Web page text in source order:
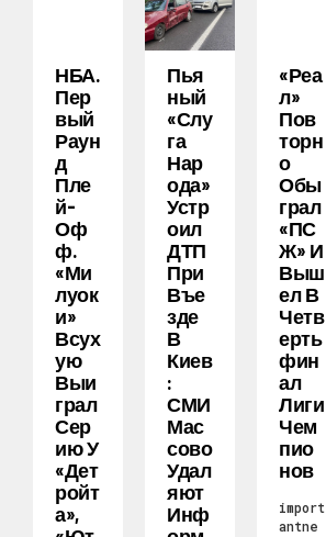
НБА.
Пер
Вый
Раун
Д
Пле
Й-
Оф
Ф.
«Ми
Луок
И»
Всух
Ую
Выи
Грал
Сер
Ию У
«Дет
Ройт
А»,
Пья
Ный
«слу
Га
Нар
Ода»
Устр
Оил
ДТП
При
Въе
Зде
В
Киев
:
СМИ
Мас
Сово
Удал
Яют
Инф
«Реа
Л»
Пов
Торн
О
Обы
Грал
«ПС
Ж» И
Выш
Ел В
Четв
Ерть
Фин
Ал
Лиги
Чем
Пио
Нов
import
antne